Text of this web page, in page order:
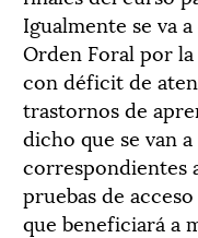
Igualmente se va
Orden Foral por
con déficit de
trastornos de
dicho que se van
correspondientes
pruebas de
que beneficiará a